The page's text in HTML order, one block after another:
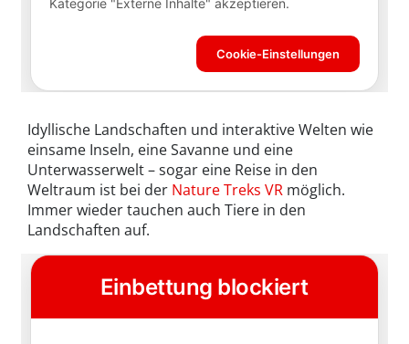
Idyllische Landschaften und interaktive Welten wie
einsame Inseln, eine Savanne und eine
Unterwasserwelt – sogar eine Reise in den
Weltraum ist bei der Nature Treks VR möglich.
Immer wieder tauchen auch Tiere in den
Landschaften auf.